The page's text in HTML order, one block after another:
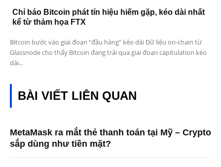
Chỉ báo Bitcoin phát tín hiệu hiếm gặp, kéo dài nhất
kể từ thảm họa FTX
Bitcoin bước vào giai đoạn “đầu hàng” kéo dài Dữ liệu on-chain từ
Glassnode cho thấy Bitcoin đang trải qua giai đoạn capitulation kéo
dài...
BÀI VIẾT LIÊN QUAN
MetaMask ra mắt thẻ thanh toán tại Mỹ – Crypto
sắp dùng như tiền mặt?